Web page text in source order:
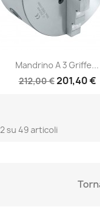
Mandrino A 3 Griffe...
212,00 €201,40 €
su 49 articoli